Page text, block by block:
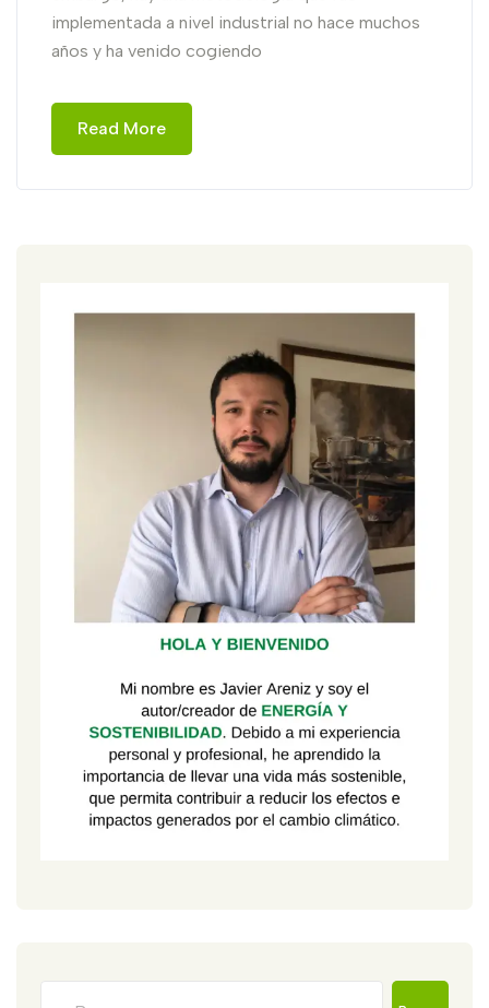
implementada a nivel industrial no hace muchos
años y ha venido cogiendo
Read More